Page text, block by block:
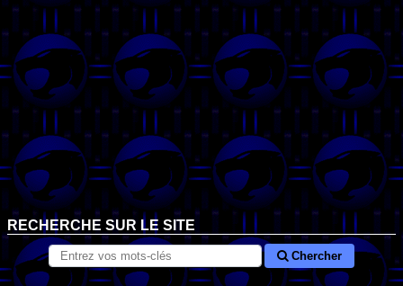
RECHERCHE SUR LE SITE
Chercher